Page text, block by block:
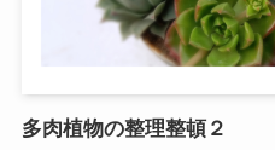
多肉植物の整理整頓２